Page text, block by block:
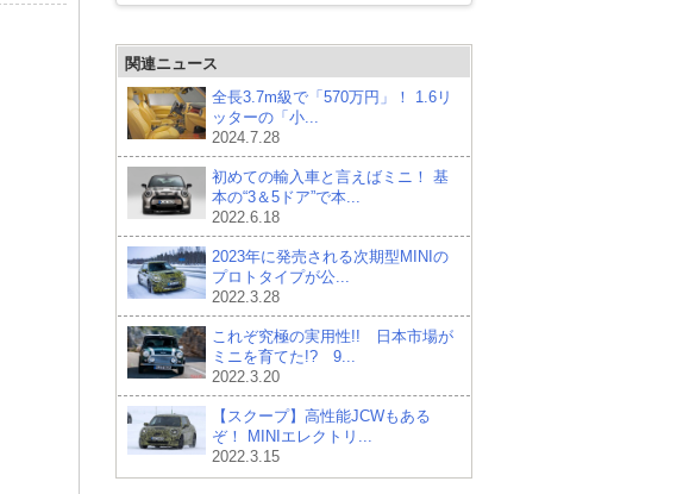
関連ニュース
全長3.7m級で「570万円」！ 1.6リ
ッターの「小...
2024.7.28
初めての輸入車と言えばミニ！ 基
本の“3＆5ドア”で本...
2022.6.18
2023年に発売される次期型MINIの
プロトタイプが公...
2022.3.28
これぞ究極の実用性!! 日本市場が
ミニを育てた!? 9...
2022.3.20
【スクープ】高性能JCWもある
ぞ！ MINIエレクトリ...
2022.3.15